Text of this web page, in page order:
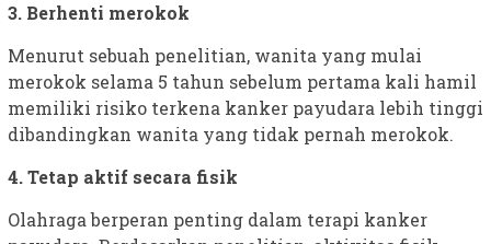
3. Berhenti merokok
Menurut sebuah penelitian, wanita yang mulai
merokok selama 5 tahun sebelum pertama kali hamil
memiliki risiko terkena kanker payudara lebih tinggi
dibandingkan wanita yang tidak pernah merokok.
4. Tetap aktif secara fisik
Olahraga berperan penting dalam terapi kanker